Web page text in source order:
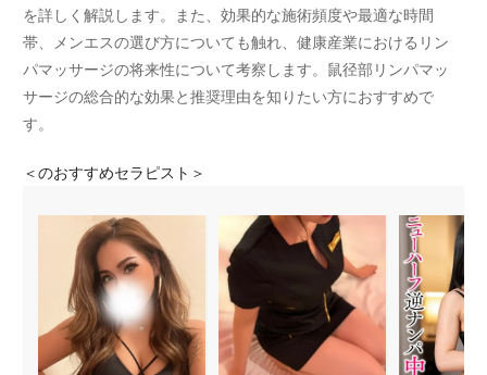
を詳しく解説します。また、効果的な施術頻度や最適な時間
帯、メンエスの選び方についても触れ、健康産業におけるリン
パマッサージの将来性について考察します。鼠径部リンパマッ
サージの総合的な効果と推奨理由を知りたい方におすすめで
す。
＜のおすすめセラピスト＞